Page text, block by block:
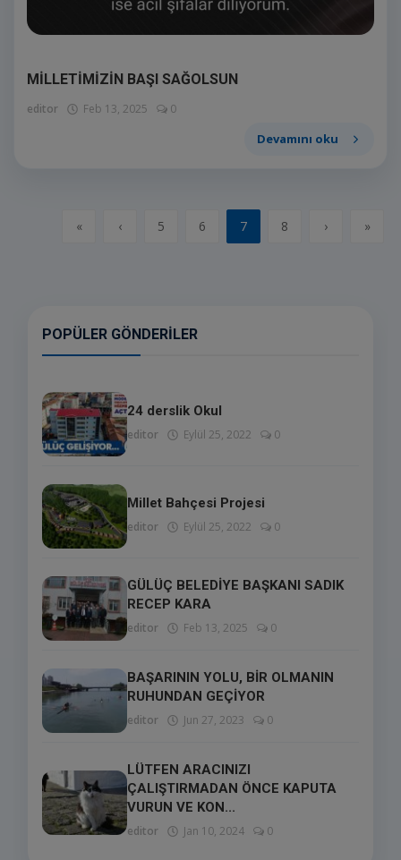
MİLLETİMİZİN BAŞI SAĞOLSUN
editor Feb 13, 2025 0
Devamını oku
« ‹ 5 6 7 8 › »
POPÜLER GÖNDERILER
24 derslik Okul
editor Eylül 25, 2022 0
Millet Bahçesi Projesi
editor Eylül 25, 2022 0
GÜLÜÇ BELEDİYE BAŞKANI SADIK
RECEP KARA
editor Feb 13, 2025 0
BAŞARININ YOLU, BİR OLMANIN
RUHUNDAN GEÇİYOR
editor Jun 27, 2023 0
LÜTFEN ARACINIZI
ÇALIŞTIRMADAN ÖNCE KAPUTA
VURUN VE KON...
editor Jan 10, 2024 0